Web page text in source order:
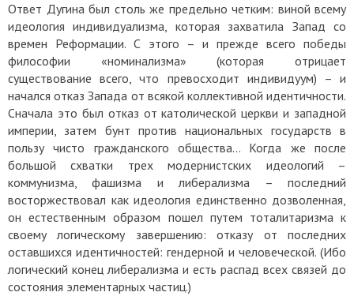
Ответ Дугина был столь же предельно четким: виной всему
идеология индивидуализма, которая захватила Запад со
времен Реформации. С этого – и прежде всего победы
философии «номинализма» (которая отрицает
существование всего, что превосходит индивидуум) – и
начался отказ Запада от всякой коллективной идентичности.
Сначала это был отказ от католической церкви и западной
империи, затем бунт против национальных государств в
пользу чисто гражданского общества… Когда же после
большой схватки трех модернистских идеологий –
коммунизма, фашизма и либерализма – последний
восторжествовал как идеология единственно дозволенная,
он естественным образом пошел путем тоталитаризма к
своему логическому завершению: отказу от последних
оставшихся идентичностей: гендерной и человеческой. (Ибо
логический конец либерализма и есть распад всех связей до
состояния элементарных частиц.)